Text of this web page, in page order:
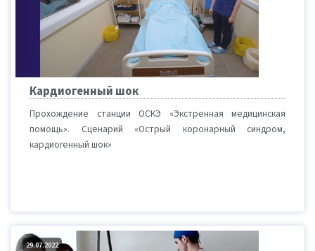
Кардиогенный шок
Прохождение станции ОСКЭ «Экстренная медицинская
помощь». Сценарий «Острый коронарный синдром,
кардиогенный шок»
29.07.2022